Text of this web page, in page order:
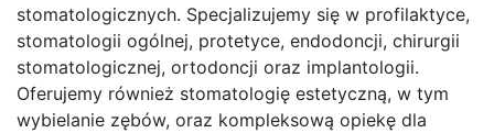
stomatologicznych. Specjalizujemy się w profilaktyce,
stomatologii ogólnej, protetyce, endodoncji, chirurgii
stomatologicznej, ortodoncji oraz implantologii.
Oferujemy również stomatologię estetyczną, w tym
wybielanie zębów, oraz kompleksową opiekę dla